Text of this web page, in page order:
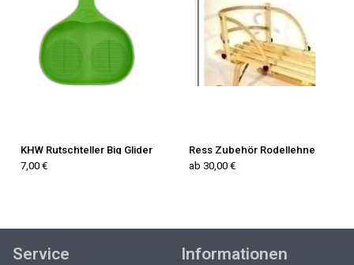
KHW Rutschteller Big Glider
7,00 €
Ress Zubehör Rodellehne
ab 30,00 €
Service Informationen